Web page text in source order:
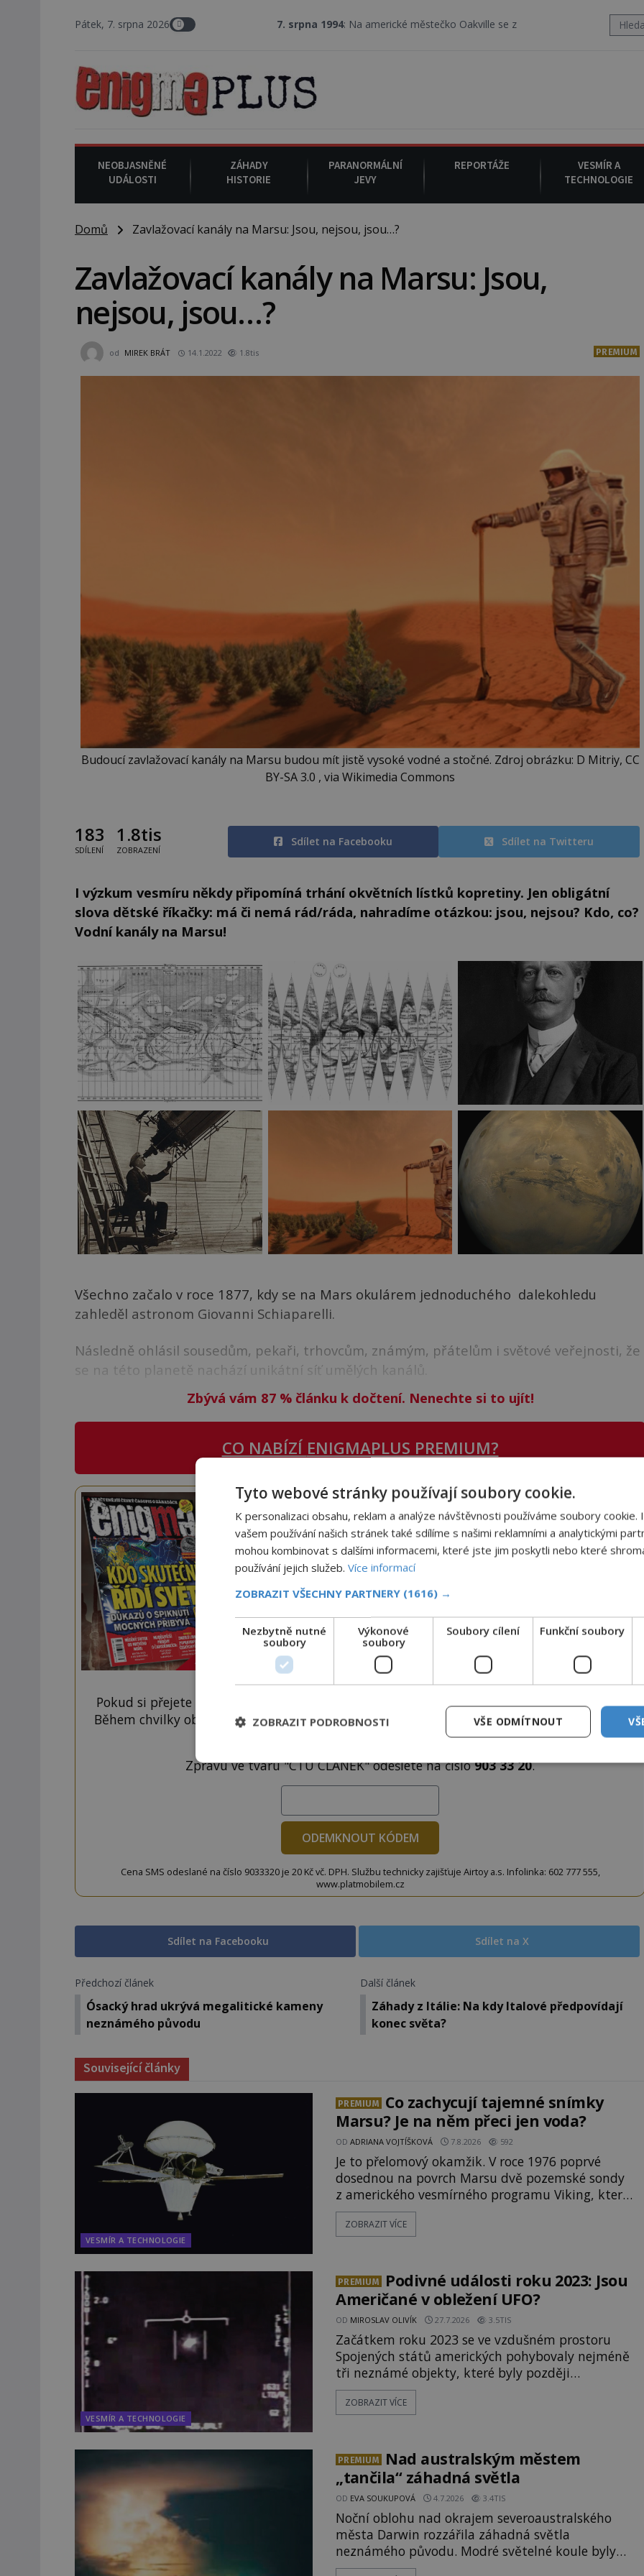
Pátek, 7. srpna 2026 7. srpna 1994: Na americké městečko Oakville se z nebe snáší podivná rosolovitá látka
NEOBJASNĚNÉ
UDÁLOSTI
ZÁHADY
HISTORIE
PARANORMÁLNÍ
JEVY
REPORTÁŽE
VESMÍR A
TECHNOLOGIE
Domů Zavlažovací kanály na Marsu: Jsou, nejsou, jsou…?
Zavlažovací kanály na Marsu: Jsou,
nejsou, jsou…?
od MIREK BRÁT 14.1.2022 1.8tis PREMIUM
Budoucí zavlažovací kanály na Marsu budou mít jistě vysoké vodné a stočné. Zdroj obrázku: D Mitriy, CC
BY-SA 3.0 , via Wikimedia Commons
183
SDÍLENÍ
1.8tis
ZOBRAZENÍ
Sdílet na Facebooku Sdílet na Twitteru
I výzkum vesmíru někdy připomíná trhání okvětních lístků kopretiny. Jen obligátní
slova dětské říkačky: má či nemá rád/ráda, nahradíme otázkou: jsou, nejsou? Kdo, co?
Vodní kanály na Marsu!
Všechno začalo v roce 1877, kdy se na Mars okulárem jednoduchého dalekohledu
zahleděl astronom Giovanni Schiaparelli.
Následně ohlásil sousedům, pekaři, trhovcům, známým, přátelům i světové veřejnosti, že
se na této planetě nachází unikátní síť umělých kanálů.
Zbývá vám 87 %článku k dočtení. Nenechte si to ujít!
CO NABÍZÍ ENIGMAPLUS PREMIUM?
Staňte se našímPremiumčtenářem aodemkněte
itisícedalšíchskvělých článků.
Navíc od nás obdržíte i celou řadu hodnotných bonusů !
ODEMKNOUT ČLÁNEK
Pokud si přejete odemknout pouze tento článek, můžete tak učinit zasláním jediné SMS.
Během chvilky obdržíte číselný kód, který opíšete do následujícího okénka a kliknutím na
Zprávu ve tvaru "CTU CLANEK" odešlete na číslo903 33 20.
ODEMKNOUT KÓDEM
Cena SMS odeslané na číslo 9033320 je 20 Kč vč. DPH. Službu technicky zajišťuje Airtoy a.s. Infolinka: 602 777 555,
www.platmobilem.cz
Sdílet na Facebooku Sdílet na X
Předchozí článek
Ósacký hrad ukrývá megalitické kameny
neznámého původu
Další článek
Záhady z Itálie: Na kdy Italové předpovídají
konec světa?
Související články
VESMÍR A TECHNOLOGIE
PREMIUM
Co zachycují tajemné snímky
Marsu? Je na něm přeci jen voda?
ODADRIANA VOJTÍŠKOVÁ 7.8.2026 592
Je to přelomový okamžik. V roce 1976 poprvé
dosednou na povrch Marsu dvě pozemské sondy
z amerického vesmírného programu Viking, které
jsou schopny pořídit fotografie záhadami
opředené rudé planety. Viking 1 zde zaznamená
připomínající lidskou tvář. NASA (Národní úřad
ZOBRAZIT VÍCE
VESMÍR A TECHNOLOGIE
PREMIUM
Podivné události roku 2023: Jsou
Američané v obležení UFO?
OD MIROSLAV OLIVÍK 27.7.2026 3.5TIS
Začátkem roku 2023 se ve vzdušném prostoru
Spojených států amerických pohybovaly nejméně
tři neznámé objekty, které byly později
sestřeleny. Do dnešních dnů nebyly trosky těchto
létajících těles objeveny. Je možné, že šlo o nějaké
2023 vydává
ZOBRAZIT VÍCE
PREMIUM
Nad australským městem
„tančila“ záhadná světla
OD EVA SOUKUPOVÁ 4.7.2026 3.4TIS
Noční oblohu nad okrajem severoaustralského
města Darwin rozzářila záhadná světla
neznámého původu. Modré světelné koule byly
viditelné nejméně dvacet minut, během nichž se
Tyto webové stránky používají soubory cookie.
K personalizaci obsahu, reklam a analýze návštěvnosti používáme soubory cookie.
vašem používání našich stránek také sdílíme s našimi reklamními a analytickými
mohou kombinovat s dalšími informacemi, které jste jim poskytli nebo které
používání jejich služeb. Více informací
ZOBRAZIT VŠECHNY PARTNERY (1616) →
Nezbytně nutné
soubory
Výkonové
soubory
Soubory cílení Funkční soubory
VŠE ODMÍTNOUT
ZOBRAZIT PODROBNOSTI